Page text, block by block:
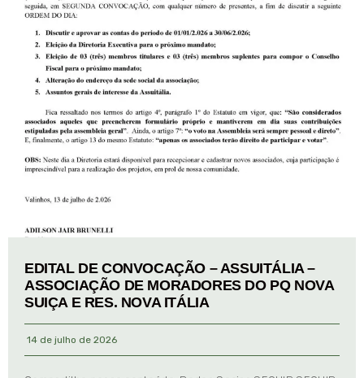
EDITAL DE CONVOCAÇÃO – ASSUITÁLIA –
ASSOCIAÇÃO DE MORADORES DO PQ NOVA
SUIÇA E RES. NOVA ITÁLIA
14 de julho de 2026